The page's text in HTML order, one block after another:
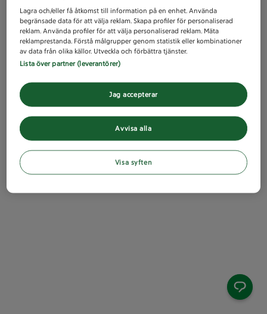
Lagra och/eller få åtkomst till information på en enhet. Använda
begränsade data för att välja reklam. Skapa profiler för personaliserad
reklam. Använda profiler för att välja personaliserad reklam. Mäta
reklamprestanda. Förstå målgrupper genom statistik eller kombinationer
av data från olika källor. Utveckla och förbättra tjänster.
Lista över partner (leverantörer)
Avvisa alla
Jag accepterar
Visa syften